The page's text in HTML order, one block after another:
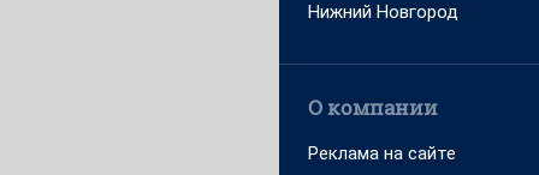
Нижний Новгород
О компании
Реклама на сайте